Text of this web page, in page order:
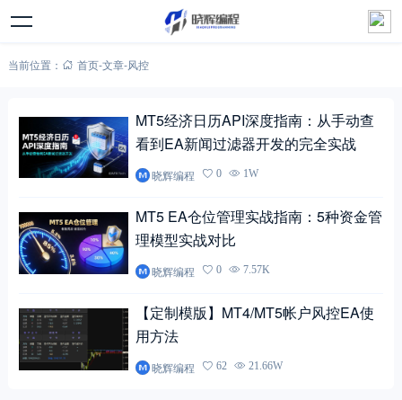
当前位置： 首页-文章-风控
MT5经济日历API深度指南：从手动查
看到EA新闻过滤器开发的完全实战
晓辉编程 0 1W
MT5 EA仓位管理实战指南：5种资金管
理模型实战对比
晓辉编程 0 7.57K
【定制模版】MT4/MT5帐户风控EA使
用方法
晓辉编程 62 21.66W